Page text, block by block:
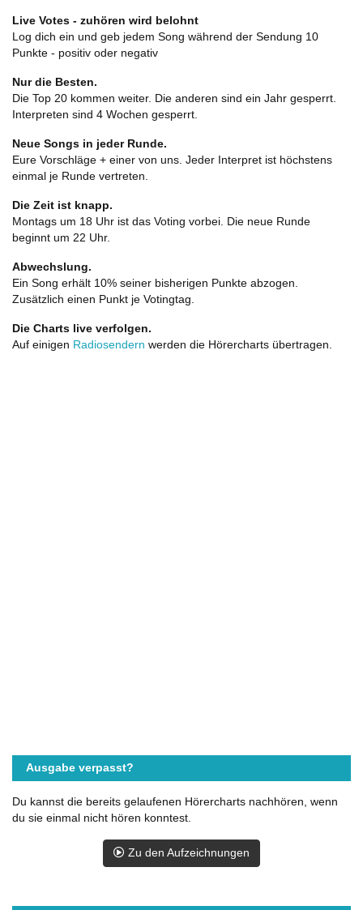
Live Votes - zuhören wird belohnt
Log dich ein und geb jedem Song während der Sendung 10
Punkte - positiv oder negativ
Nur die Besten.
Die Top 20 kommen weiter. Die anderen sind ein Jahr gesperrt.
Interpreten sind 4 Wochen gesperrt.
Neue Songs in jeder Runde.
Eure Vorschläge + einer von uns. Jeder Interpret ist höchstens
einmal je Runde vertreten.
Die Zeit ist knapp.
Montags um 18 Uhr ist das Voting vorbei. Die neue Runde
beginnt um 22 Uhr.
Abwechslung.
Ein Song erhält 10% seiner bisherigen Punkte abzogen.
Zusätzlich einen Punkt je Votingtag.
Die Charts live verfolgen.
Auf einigen Radiosendern werden die Hörercharts übertragen.
Ausgabe verpasst?
Du kannst die bereits gelaufenen Hörercharts nachhören, wenn
du sie einmal nicht hören konntest.
Zu den Aufzeichnungen